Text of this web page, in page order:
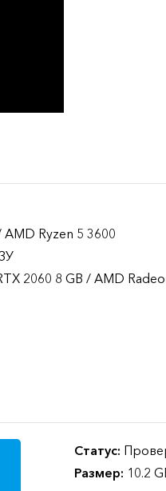
Ryzen 5 3600
2060 8 GB / AMD
Статус:
Размер: 10.2